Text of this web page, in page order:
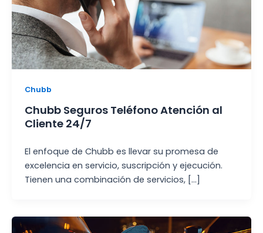
Chubb
Chubb Seguros Teléfono Atención al
Cliente 24/7
El enfoque de Chubb es llevar su promesa de
excelencia en servicio, suscripción y ejecución.
Tienen una combinación de servicios, […]